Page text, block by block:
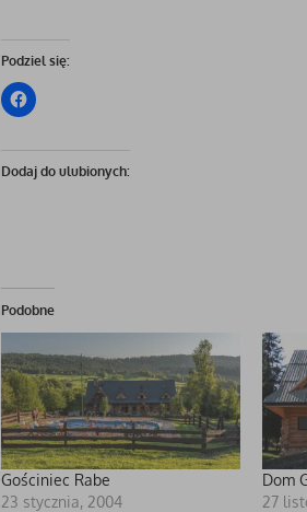
Podziel się:
Dodaj do ulubionych:
Podobne
Gościniec Rabe
23 stycznia, 2004
Dom
27